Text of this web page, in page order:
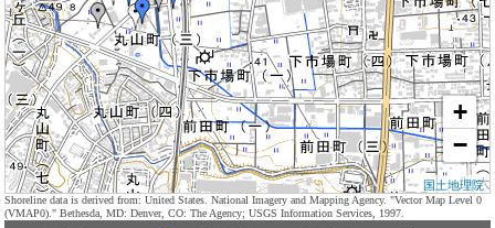
+
−
国土地理院
Shoreline data is derived from: United States. National Imagery and Mapping Agency. "Vector Map Level 0
(VMAP0)." Bethesda, MD: Denver, CO: The Agency; USGS Information Services, 1997.